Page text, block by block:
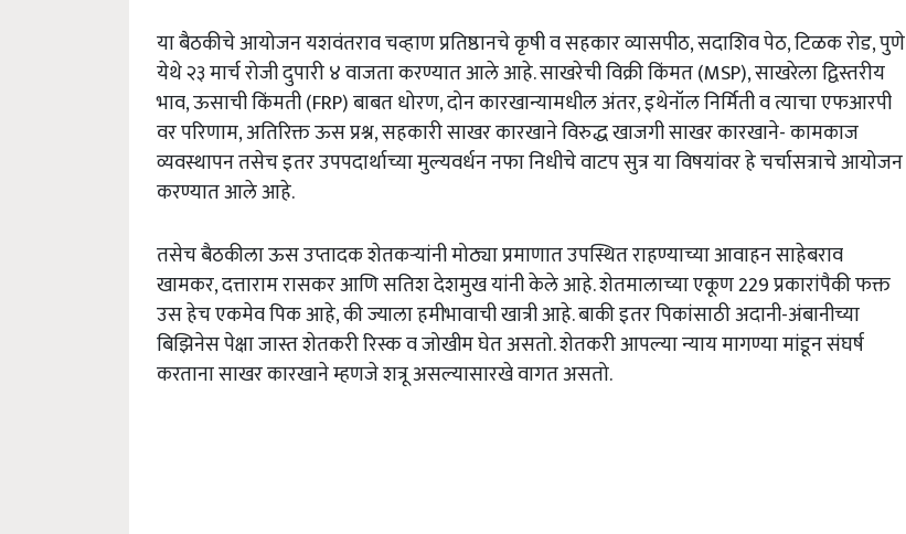
या बैठकीचे आयोजन यशवंतराव चव्हाण प्रतिष्ठानचे कृषी व सहकार व्यासपीठ, सदाशिव पेठ, टिळक रोड, पुणे
येथे २३ मार्च रोजी दुपारी ४ वाजता करण्यात आले आहे. साखरेची विक्री किंमत (MSP), साखरेला द्विस्तरीय
भाव, ऊसाची किंमती (FRP) बाबत धोरण, दोन कारखान्यामधील अंतर, इथेनॉल निर्मिती व त्याचा एफआरपी
वर परिणाम, अतिरिक्त ऊस प्रश्न, सहकारी साखर कारखाने विरुद्ध खाजगी साखर कारखाने- कामकाज
व्यवस्थापन तसेच इतर उपपदार्थाच्या मुल्यवर्धन नफा निधीचे वाटप सुत्र या विषयांवर हे चर्चासत्राचे आयोजन
करण्यात आले आहे.
तसेच बैठकीला ऊस उप्तादक शेतकऱ्यांनी मोठ्या प्रमाणात उपस्थित राहण्याच्या आवाहन साहेबराव
खामकर, दत्ताराम रासकर आणि सतिश देशमुख यांनी केले आहे. शेतमालाच्या एकूण 229 प्रकारांपैकी फक्त
उस हेच एकमेव पिक आहे, की ज्याला हमीभावाची खात्री आहे. बाकी इतर पिकांसाठी अदानी-अंबानीच्या
बिझिनेस पेक्षा जास्त शेतकरी रिस्क व जोखीम घेत असतो. शेतकरी आपल्या न्याय मागण्या मांडून संघर्ष
करताना साखर कारखाने म्हणजे शत्रू असल्यासारखे वागत असतो.